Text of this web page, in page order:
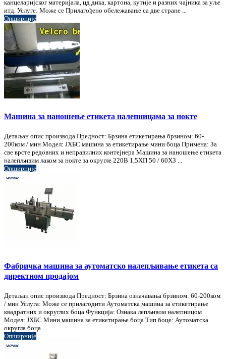
канцеларијског материјала, цд дика, картона, кутије и разних чајника за уље
итд. Услуге: Може се Прилагођено обележавање са две стране ...
Опширније
Машина за наношење етикета налепницама за нокте
Детаљан опис производа Предност: Брзина етикетирања брзином: 60-
200ком / мин Модел: ЈХБС машина за етикетирање мини боца Примена: За
све врсте редовних и неправилних контејнера Машина за наношење етикета
налепљивим лаком за нокте за округле 220В 1,5ХП 50 / 60ХЗ ...
Опширније
Фабричка машина за аутоматско налепљивање етикета са
директном продајом
Детаљан опис производа Предност: Брзина означавања брзином: 60-200ком
/ мин Услуга: Може се прилагодити Аутоматска машина за етикетирање
квадратних и округлих боца Функција: Ознака лепљивом налепницом
Модел: ЈХБС Мини машина за етикетирање боца Тип боце: Аутоматска
округла боца ...
Опширније